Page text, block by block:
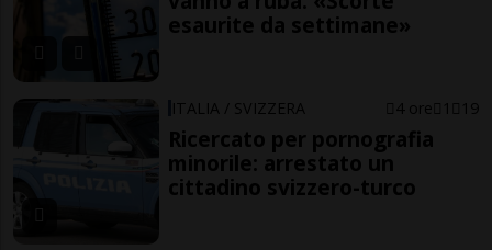
esaurite da settimane»
ITALIA / SVIZZERA 4 ore 1 19
Ricercato per pornografia
minorile: arrestato un
cittadino svizzero-turco